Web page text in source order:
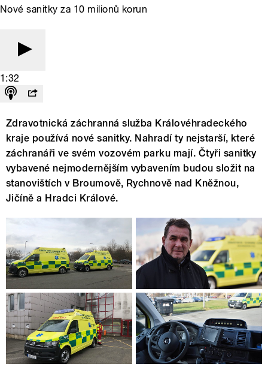
Nové sanitky za 10 milionů korun
1:32
Zdravotnická záchranná služba Královéhradeckého
kraje používá nové sanitky. Nahradí ty nejstarší, které
záchranáři ve svém vozovém parku mají. Čtyři sanitky
vybavené nejmodernějším vybavením budou složit na
stanovištích v Broumově, Rychnově nad Kněžnou,
Jičíně a Hradci Králové.